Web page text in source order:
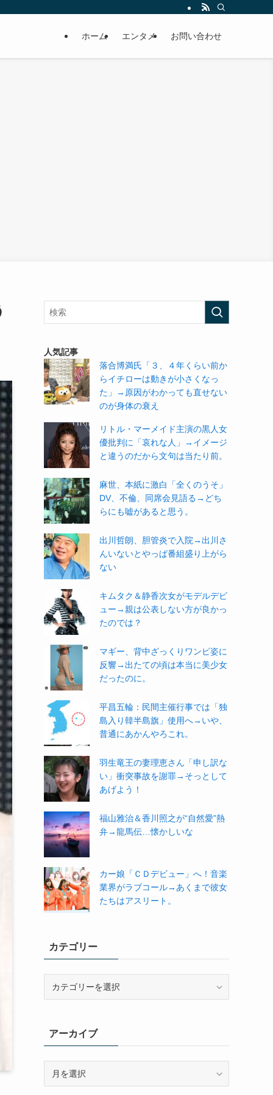
ホーム エンタメ お問い合わせ
人気記事
落合博満氏「３、４年くらい前か
らイチローは動きが小さくなっ
た」→原因がわかっても直せない
のが身体の衰え
リトル・マーメイド主演の黒人女
優批判に「哀れな人」→イメージ
と違うのだから文句は当たり前。
麻世、本紙に激白「全くのうそ」
DV、不倫、同席会見語る→どち
らにも嘘があると思う。
出川哲朗、胆管炎で入院→出川さ
んいないとやっぱ番組盛り上がら
ない
キムタク＆静香次女がモデルデビ
ュー→親は公表しない方が良かっ
たのでは？
マギー、背中ざっくりワンピ姿に
反響→出たての頃は本当に美少女
だったのに。
平昌五輪：民間主催行事では「独
島入り韓半島旗」使用へ→いや、
普通にあかんやろこれ。
羽生竜王の妻理恵さん「申し訳な
い」衝突事故を謝罪→そっとして
あげよう！
福山雅治＆香川照之が“自然愛”熱
弁→龍馬伝…懐かしいな
カー娘「ＣＤデビュー」へ！音楽
業界がラブコール→あくまで彼女
たちはアスリート。
カテゴリー
ーアーカイブ